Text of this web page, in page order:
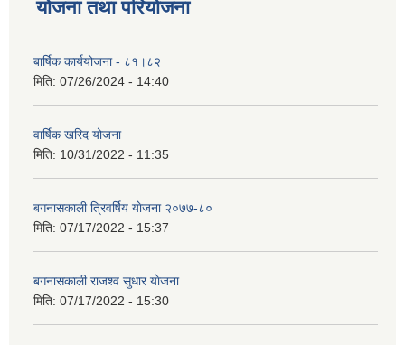
योजना तथा परियोजना
बार्षिक कार्ययोजना - ८१।८२
मिति: 07/26/2024 - 14:40
वार्षिक खरिद योजना
मिति: 10/31/2022 - 11:35
बगनासकाली त्रिवर्षिय याेजना २०७७-८०
मिति: 07/17/2022 - 15:37
बगनासकाली राजश्व सुधार याेजना
मिति: 07/17/2022 - 15:30